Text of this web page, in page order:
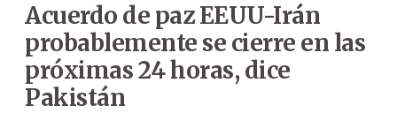
Acuerdo de paz EEUU-Irán
probablemente se cierre en las
próximas 24 horas, dice
Pakistán